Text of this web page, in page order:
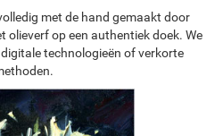
met de hand gemaakt door
olieverf op een authentiek doek. We
technologieën of verkorte